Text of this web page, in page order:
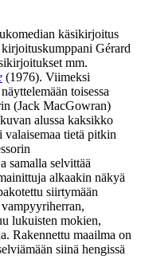
käsikirjoitus
Gérard
mm.
(1976). Viimeksi
toisessa
(Jack MacGowran)
alussa kaksikko
valaisemaa tietä pitkin
samalla selvittää
alkaakin näkyä
siirtymään
lukuisten mokien,
Rakennettu maailma on
siinä hengissä